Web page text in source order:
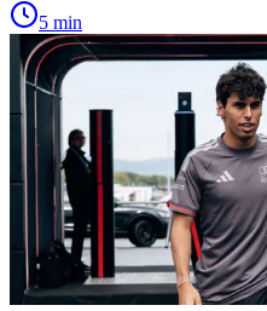
5 min